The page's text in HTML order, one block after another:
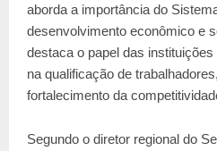
aborda a importância do
desenvolvimento econômico e
destaca o papel das
na qualificação de
fortalecimento da
Segundo o diretor regional do